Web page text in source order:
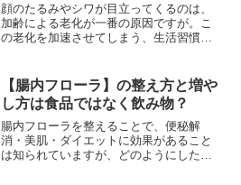
顔のたるみやシワが目立ってくるのは、
加齢による老化が一番の原因ですが。こ
の老化を加速させてしまう、生活習慣が
と「老化を早めてしまう食品」について
考えていきたいと思います...
【腸内フローラ】の整え方と増や
し方は食品ではなく飲み物？
腸内フローラを整えることで、便秘解
消・美肌・ダイエットに効果があること
は知られていますが、どのようにしたら